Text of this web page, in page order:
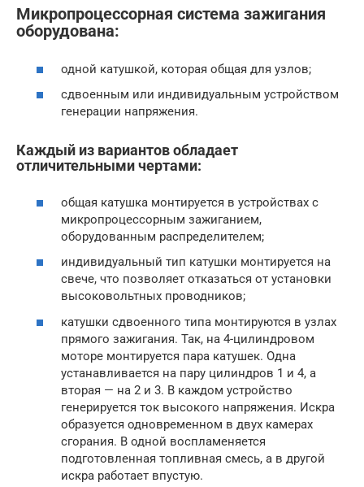
Микропроцессорная система зажигания
оборудована:
одной катушкой, которая общая для узлов;
сдвоенным или индивидуальным устройством
генерации напряжения.
Каждый из вариантов обладает
отличительными чертами:
общая катушка монтируется в устройствах с
микропроцессорным зажиганием,
оборудованным распределителем;
индивидуальный тип катушки монтируется на
свече, что позволяет отказаться от установки
высоковольтных проводников;
катушки сдвоенного типа монтируются в узлах
прямого зажигания. Так, на 4-цилиндровом
моторе монтируется пара катушек. Одна
устанавливается на пару цилиндров 1 и 4, а
вторая — на 2 и 3. В каждом устройство
генерируется ток высокого напряжения. Искра
образуется одновременном в двух камерах
сгорания. В одной воспламеняется
подготовленная топливная смесь, а в другой
искра работает впустую.